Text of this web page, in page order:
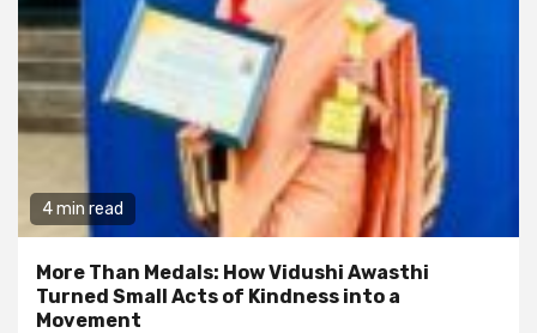
4 min read
More Than Medals: How Vidushi Awasthi
Turned Small Acts of Kindness into a
Movement